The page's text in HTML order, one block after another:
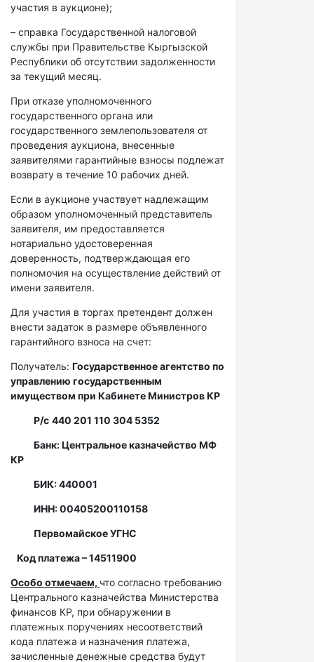
участия в аукционе);
– справка Государственной налоговой
службы при Правительстве Кыргызской
Республики об отсутствии задолженности
за текущий месяц.
При отказе уполномоченного
государственного органа или
государственного землепользователя от
проведения аукциона, внесенные
заявителями гарантийные взносы подлежат
возврату в течение 10 рабочих дней.
Если в аукционе участвует надлежащим
образом уполномоченный представитель
заявителя, им предоставляется
нотариально удостоверенная
доверенность, подтверждающая его
полномочия на осуществление действий от
имени заявителя.
Для участия в торгах претендент должен
внести задаток в размере объявленного
гарантийного взноса на счет:
Получатель: Государственное агентство по
управлению государственным
имуществом при Кабинете Министров КР
Р/с 440 201 110 304 5352
Банк: Центральное казначейство МФ
КР
БИК: 440001
ИНН: 00405200110158
Первомайское УГНС
Код платежа – 14511900
Особо отмечаем, что согласно требованию
Центрального казначейства Министерства
финансов КР, при обнаружении в
платежных поручениях несоответствий
кода платежа и назначения платежа,
зачисленные денежные средства будут